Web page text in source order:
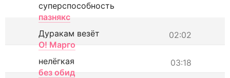
суперспособность
пазнякс
02:02
Дуракам везёт
О! Марго
03:18
нелёгкая
без обид